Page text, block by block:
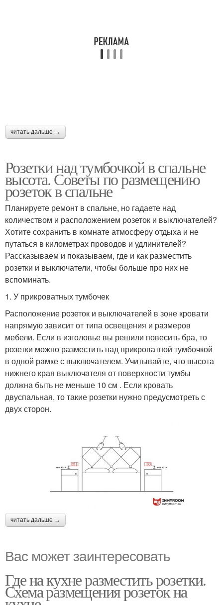
читать дальше →
Розетки над тумбочкой в спальне
высота. Советы по размещению
розеток в спальне
Планируете ремонт в спальне, но гадаете над
количеством и расположением розеток и выключателей?
Хотите сохранить в комнате атмосферу отдыха и не
путаться в километрах проводов и удлинителей?
Рассказываем и показываем, где и как разместить
розетки и выключатели, чтобы больше про них не
вспоминать.
1. У прикроватных тумбочек
Расположение розеток и выключателей в зоне кровати
напрямую зависит от типа освещения и размеров
мебели. Если в изголовье вы решили повесить бра, то
розетки можно разместить над прикроватной тумбочкой
в одной рамке с выключателем. Учитывайте, что высота
нижнего края выключателя от поверхности тумбы
должна быть не меньше 10 см . Если кровать
двуспальная, то такие розетки нужно предусмотреть с
двух сторон.
читать дальше →
Вас может заинтересовать
Где на кухне разместить розетки.
Схема размещения розеток на